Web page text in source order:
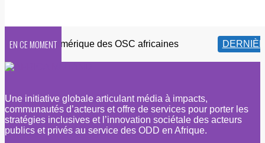
EN CE MOMENT
numérique des OSC africaines DERNIÈRES
Une initiative globale articulant média à impacts,
communautés d’acteurs et offre de services pour porter les
stratégies inclusives et l’innovation sociétale des acteurs
publics et privés au service des ODD en Afrique.